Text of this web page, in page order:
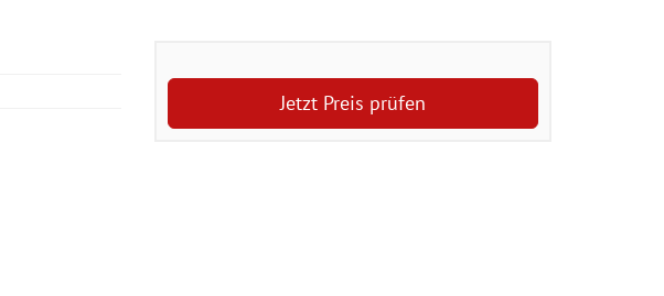
Jetzt Preis prüfen